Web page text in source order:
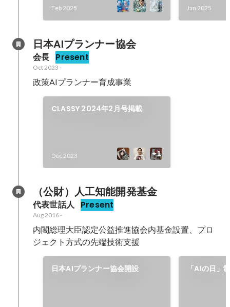
Feb 2025 Jan 2025
日本AIプランナー協会
会長 Present
Oct 2023 -
政策AIプランナー育成事業
CLASSY 2024年2月号掲載
Dec 2023
（公財）人工知能開発基金
代表世話人 Present
Aug 2016-
内閣総理大臣認定公益推進協会内基金設置、プロ
ジェクト方式の先端技術支援
日本AIプランナー協会開設
「AIの日」